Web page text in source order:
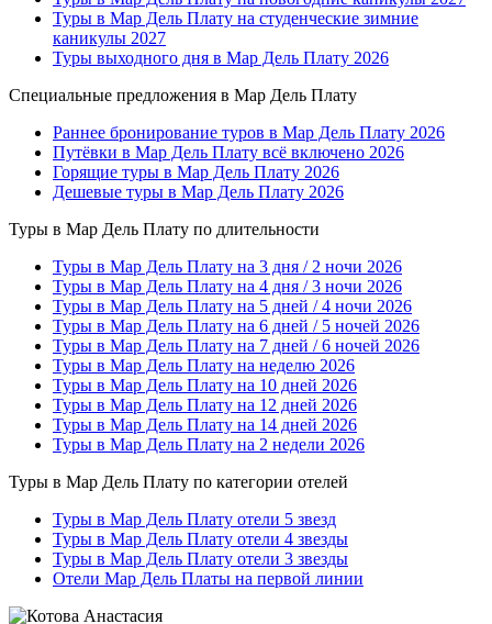
Туры в Мар Дель Плату на студенческие зимние
каникулы 2027
Туры выходного дня в Мар Дель Плату 2026
Специальные предложения в Мар Дель Плату
Раннее бронирование туров в Мар Дель Плату 2026
Путёвки в Мар Дель Плату всё включено 2026
Горящие туры в Мар Дель Плату 2026
Дешевые туры в Мар Дель Плату 2026
Туры в Мар Дель Плату по длительности
Туры в Мар Дель Плату на 3 дня / 2 ночи 2026
Туры в Мар Дель Плату на 4 дня / 3 ночи 2026
Туры в Мар Дель Плату на 5 дней / 4 ночи 2026
Туры в Мар Дель Плату на 6 дней / 5 ночей 2026
Туры в Мар Дель Плату на 7 дней / 6 ночей 2026
Туры в Мар Дель Плату на неделю 2026
Туры в Мар Дель Плату на 10 дней 2026
Туры в Мар Дель Плату на 12 дней 2026
Туры в Мар Дель Плату на 14 дней 2026
Туры в Мар Дель Плату на 2 недели 2026
Туры в Мар Дель Плату по категории отелей
Туры в Мар Дель Плату отели 5 звезд
Туры в Мар Дель Плату отели 4 звезды
Туры в Мар Дель Плату отели 3 звезды
Отели Мар Дель Платы на первой линии